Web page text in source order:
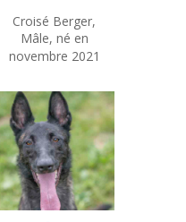
Croisé Berger,
Mâle, né en
novembre 2021